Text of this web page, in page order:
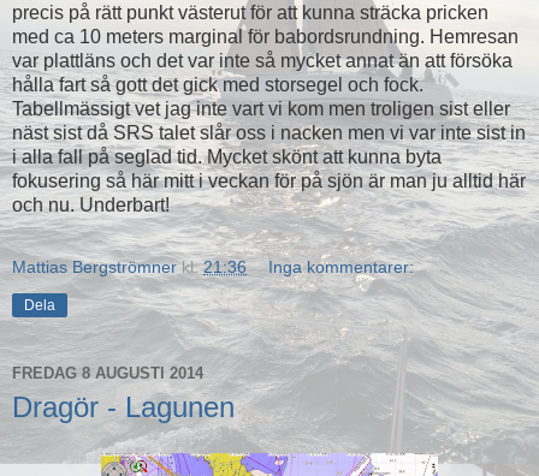
precis på rätt punkt västerut för att kunna sträcka pricken
med ca 10 meters marginal för babordsrundning. Hemresan
var plattläns och det var inte så mycket annat än att försöka
hålla fart så gott det gick med storsegel och fock.
Tabellmässigt vet jag inte vart vi kom men troligen sist eller
näst sist då SRS talet slår oss i nacken men vi var inte sist in
i alla fall på seglad tid. Mycket skönt att kunna byta
fokusering så här mitt i veckan för på sjön är man ju alltid här
och nu. Underbart!
Mattias Bergströmner kl.21:36 Inga kommentarer:
Dela
FREDAG 8 AUGUSTI 2014
Dragör - Lagunen